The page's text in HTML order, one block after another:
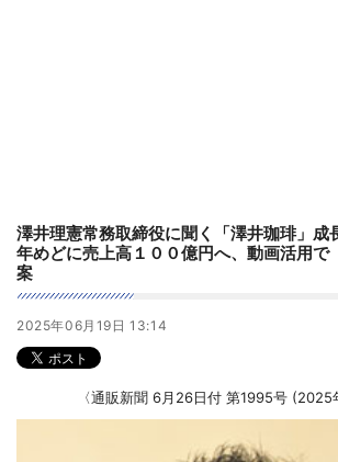
澤井理憲常務取締役に聞く「澤井珈琲」
年めどに売上高１００億円へ、動画活用で
案
2025年06月19日 13:14
〈通販新聞 6月26日付 第1995号 (2025